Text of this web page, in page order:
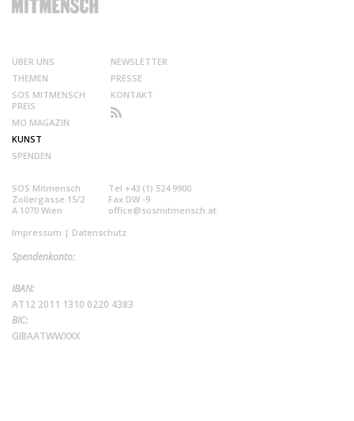
ÜBER UNS
THEMEN
SOS MITMENSCH
PREIS
MO MAGAZIN
KUNST
SPENDEN
NEWSLETTER
PRESSE
KONTAKT
SOS Mitmensch
Zollergasse 15/2
A 1070 Wien
Tel +43 (1) 524 9900
Fax DW -9
office@sosmitmensch.at
Impressum | Datenschutz
Spendenkonto:
IBAN:
AT12 2011 1310 0220 4383
BIC:
GIBAATWWXXX